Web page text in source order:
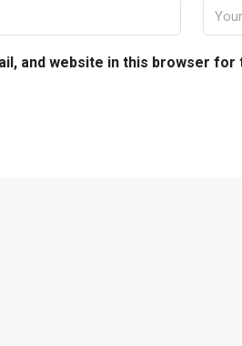
and website in this browser